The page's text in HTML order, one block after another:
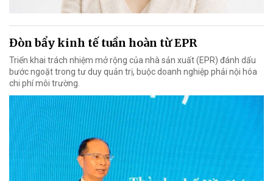
Đòn bẩy kinh tế tuần hoàn từ EPR
Triển khai trách nhiệm mở rộng của nhà sản xuất (EPR) đánh dấu
bước ngoặt trong tư duy quản trị, buộc doanh nghiệp phải nội hóa
chi phí môi trường.